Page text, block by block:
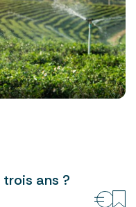
trois ans ?